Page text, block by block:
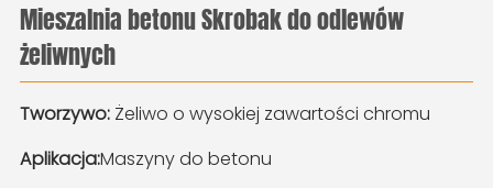
Mieszalnia betonu Skrobak do odlewów
żeliwnych
Tworzywo: Żeliwo o wysokiej zawartości chromu
Aplikacja:Maszyny do betonu